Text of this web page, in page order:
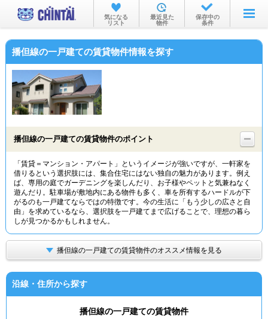
お部屋を探す
沿線・駅から
物件特集から
TOP
気になる
リスト
最近見た
物件
保存中の
条件
播但線の一戸建ての賃貸物件情報を探す
播但線の一戸建ての賃貸物件のポイント
「賃貸＝マンション・アパート」というイメージが強いですが、一軒家を
借りるという選択肢には、集合住宅にはない独自の魅力があります。例え
ば、専用の庭でガーデニングを楽しんだり、お子様やペットと気兼ねなく
遊んだり。駐車場が敷地内にある物件も多く、車を所有するハードルが下
がるのも一戸建てならではの特徴です。今の生活に「もう少しの広さと自
由」を求めているなら、選択肢を一戸建てまで広げることで、理想の暮ら
しが見つかるかもしれません。
播但線の一戸建ての賃貸物件のオススメ情報を見る
沿線・住所から探す
播但線の一戸建ての賃貸物件